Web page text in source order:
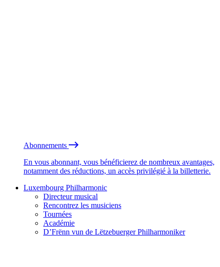
Abonnements
En vous abonnant, vous bénéficierez de nombreux avantages,
notamment des réductions, un accès privilégié à la billetterie.
Luxembourg Philharmonic
Directeur musical
Rencontrez les musiciens
Tournées
Académie
D’Frënn vun de Lëtzebuerger Philharmoniker